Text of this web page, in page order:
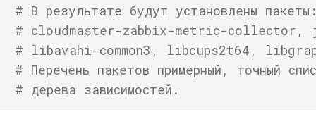
# В результате будут установлены
# cloudmaster-zabbix-metric-collector,
# libavahi-common3, libcups2t64,
# Перечень пакетов примерный, точный
# дерева зависимостей.